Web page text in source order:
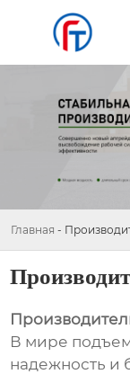
Главная -
В мире
надежность и